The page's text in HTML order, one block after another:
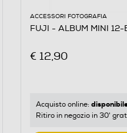
ACCESSORI FOTOGRAFIA
FUJI - ALBUM MINI 12-
€ 12,90
Acquisto online:
Ritiro in negozio in 30'